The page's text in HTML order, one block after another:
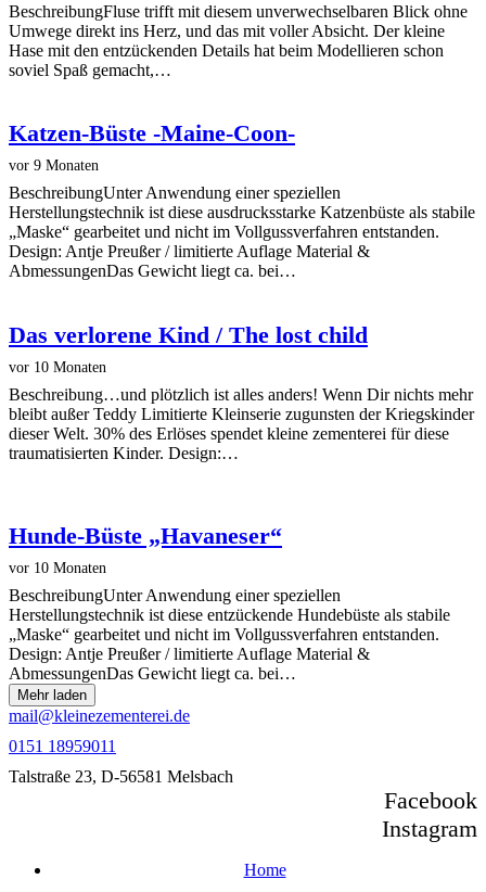
BeschreibungFluse trifft mit diesem unverwechselbaren Blick ohne
Umwege direkt ins Herz, und das mit voller Absicht. Der kleine
Hase mit den entzückenden Details hat beim Modellieren schon
soviel Spaß gemacht,…
Katzen-Büste -Maine-Coon-
vor 9 Monaten
BeschreibungUnter Anwendung einer speziellen
Herstellungstechnik ist diese ausdrucksstarke Katzenbüste als stabile
„Maske“ gearbeitet und nicht im Vollgussverfahren entstanden.
Design: Antje Preußer / limitierte Auflage Material &
AbmessungenDas Gewicht liegt ca. bei…
Das verlorene Kind / The lost child
vor 10 Monaten
Beschreibung…und plötzlich ist alles anders! Wenn Dir nichts mehr
bleibt außer Teddy Limitierte Kleinserie zugunsten der Kriegskinder
dieser Welt. 30% des Erlöses spendet kleine zementerei für diese
traumatisierten Kinder. Design:…
Hunde-Büste „Havaneser“
vor 10 Monaten
BeschreibungUnter Anwendung einer speziellen
Herstellungstechnik ist diese entzückende Hundebüste als stabile
„Maske“ gearbeitet und nicht im Vollgussverfahren entstanden.
Design: Antje Preußer / limitierte Auflage Material &
AbmessungenDas Gewicht liegt ca. bei…
Mehr laden
mail@kleinezementerei.de
0151 18959011
Talstraße 23, D-56581 Melsbach
Facebook
Instagram
Home